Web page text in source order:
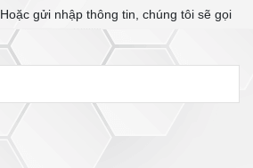
Hoặc gửi nhập thông tin, chúng tôi sẽ gọi